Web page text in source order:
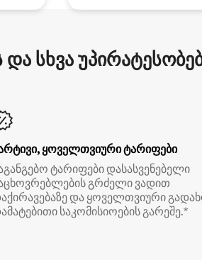
სხვა
ყოველთვიური ტარიფები
ტარიფები დასასვენებელი
გრძელი ვადით
და ყოველთვიური
საკომისიოების გარეშე.*